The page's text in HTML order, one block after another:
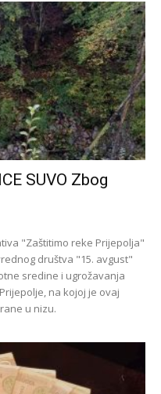
SUVO Zbog
"Zaštitimo reke Prijepolja"
društva "15. avgust"
sredine i ugrožavanja
na kojoj je ovaj
u nizu.